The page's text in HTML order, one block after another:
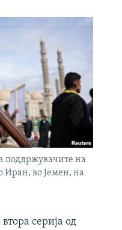
поддржувачите на
Иран, во Јемен, на
серија од